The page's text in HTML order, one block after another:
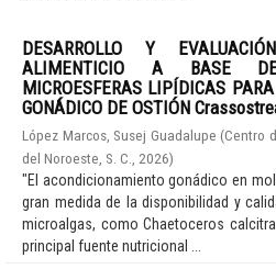
DESARROLLO Y
ALIMENTICIO A BASE
MICROESFERAS LIPÍDICAS
GONÁDICO DE OSTIÓN
López Marcos, Susej Guadalupe (Centro
del Noroeste, S. C.
2026)
"El acondicionamiento gonádico en
gran medida de la disponibilidad y
microalgas, como Chaetoceros
principal fuente nutricional ...